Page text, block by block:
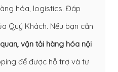
hóa, logistics. Đáp
Quý Khách. Nếu bạn cần
, vận tải hàng hóa nội
để được hỗ trợ và tư